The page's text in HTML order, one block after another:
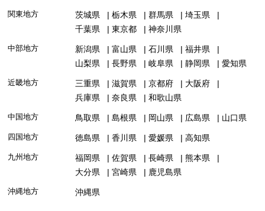
関東地方 茨城県 栃木県 群馬県
埼玉県
千葉県
東京都 神奈川県
中部地方 新潟県 富山県 石川県
福井県
山梨県
長野県 岐阜県 静岡県 愛知県
近畿地方 三重県 滋賀県 京都府
大阪府
兵庫県
奈良県 和歌山県
中国地方 鳥取県 島根県 岡山県 広島県 山口県
四国地方 徳島県 香川県 愛媛県 高知県
九州地方 福岡県 佐賀県 長崎県
熊本県
大分県
宮崎県 鹿児島県
沖縄地方 沖縄県